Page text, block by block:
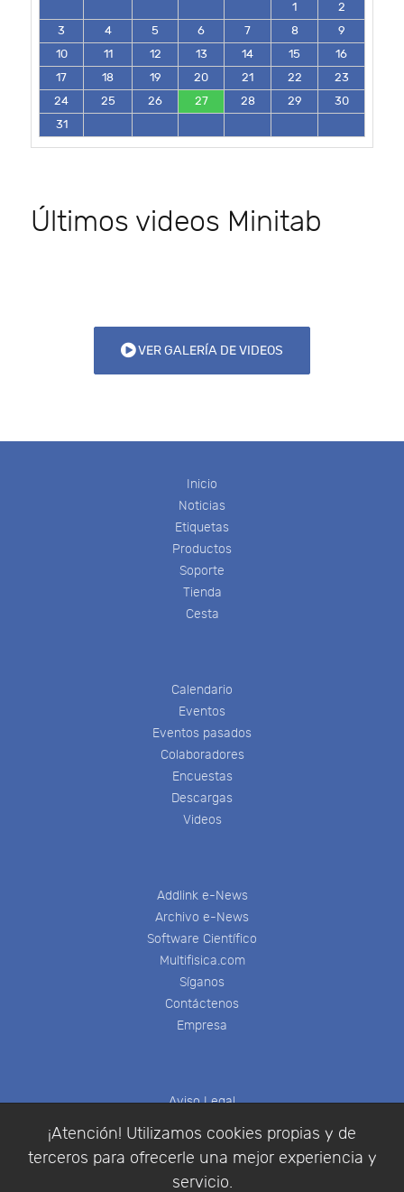
¡Atención! Utilizamos cookies propias y de
terceros para ofrecerle una mejor experiencia y
servicio.
1
2
3
4 5 6 7 8
9
10
11 12 13 14 15
16
17
18 19 20 21 22
23
24
25 26 27 28 29
30
31
Últimos videos Minitab
VER GALERÍA DE VIDEOS
Inicio
Noticias
Etiquetas
Productos
Soporte
Tienda
Cesta
Calendario
Eventos
Eventos pasados
Colaboradores
Encuestas
Descargas
Videos
Addlink e-News
Archivo e-News
Software Científico
Multifisica.com
Síganos
Contáctenos
Empresa
Aviso Legal
Condiciones de compra
Identificarse